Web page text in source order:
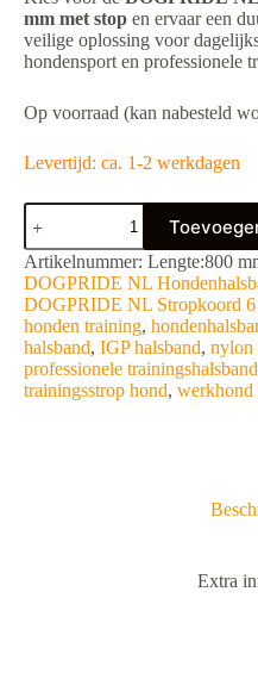
mm met stop en ervaar een
veilige oplossing voor
hondensport en professionele
Op voorraad (kan nabesteld
Levertijd: ca. 1-2 werkdagen
DOGPRIDE
NL
Stropkoord
6
x
800
mm
met
Stop
aantal
A
l
t
e
r
n
a
Artikelnummer: Lengte:800
DOGPRIDE NL
DOGPRIDE NL Stropkoord 6
honden training,
halsband, IGP halsband, nylon
professionele trainingshalsband
trainingsstrop hond, werkhond
Extra